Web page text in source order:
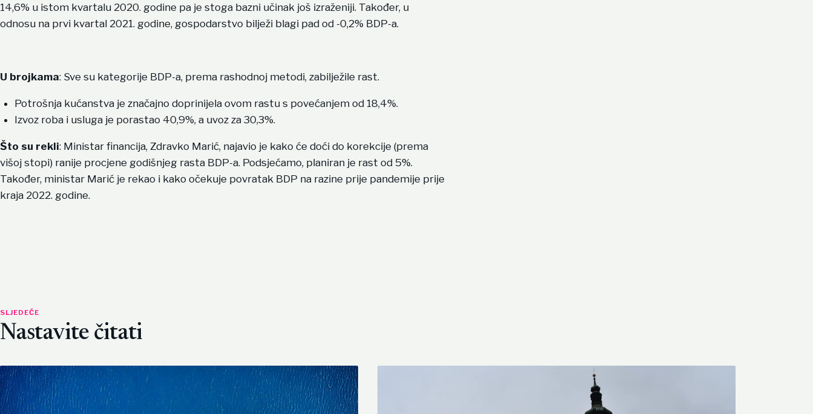
14,6% u istom kvartalu 2020. godine pa je stoga bazni učinak još izraženiji. Također, u
odnosu na prvi kvartal 2021. godine, gospodarstvo bilježi blagi pad od -0,2% BDP-a.
U brojkama: Sve su kategorije BDP-a, prema rashodnoj metodi, zabilježile rast.
Potrošnja kućanstva je značajno doprinijela ovom rastu s povećanjem od 18,4%.
Izvoz roba i usluga je porastao 40,9%, a uvoz za 30,3%.
Što su rekli: Ministar financija, Zdravko Marić, najavio je kako će doći do korekcije (prema
višoj stopi) ranije procjene godišnjeg rasta BDP-a. Podsjećamo, planiran je rast od 5%.
Također, ministar Marić je rekao i kako očekuje povratak BDP na razine prije pandemije prije
kraja 2022. godine.
SLJEDEĆE
Nastavite čitati